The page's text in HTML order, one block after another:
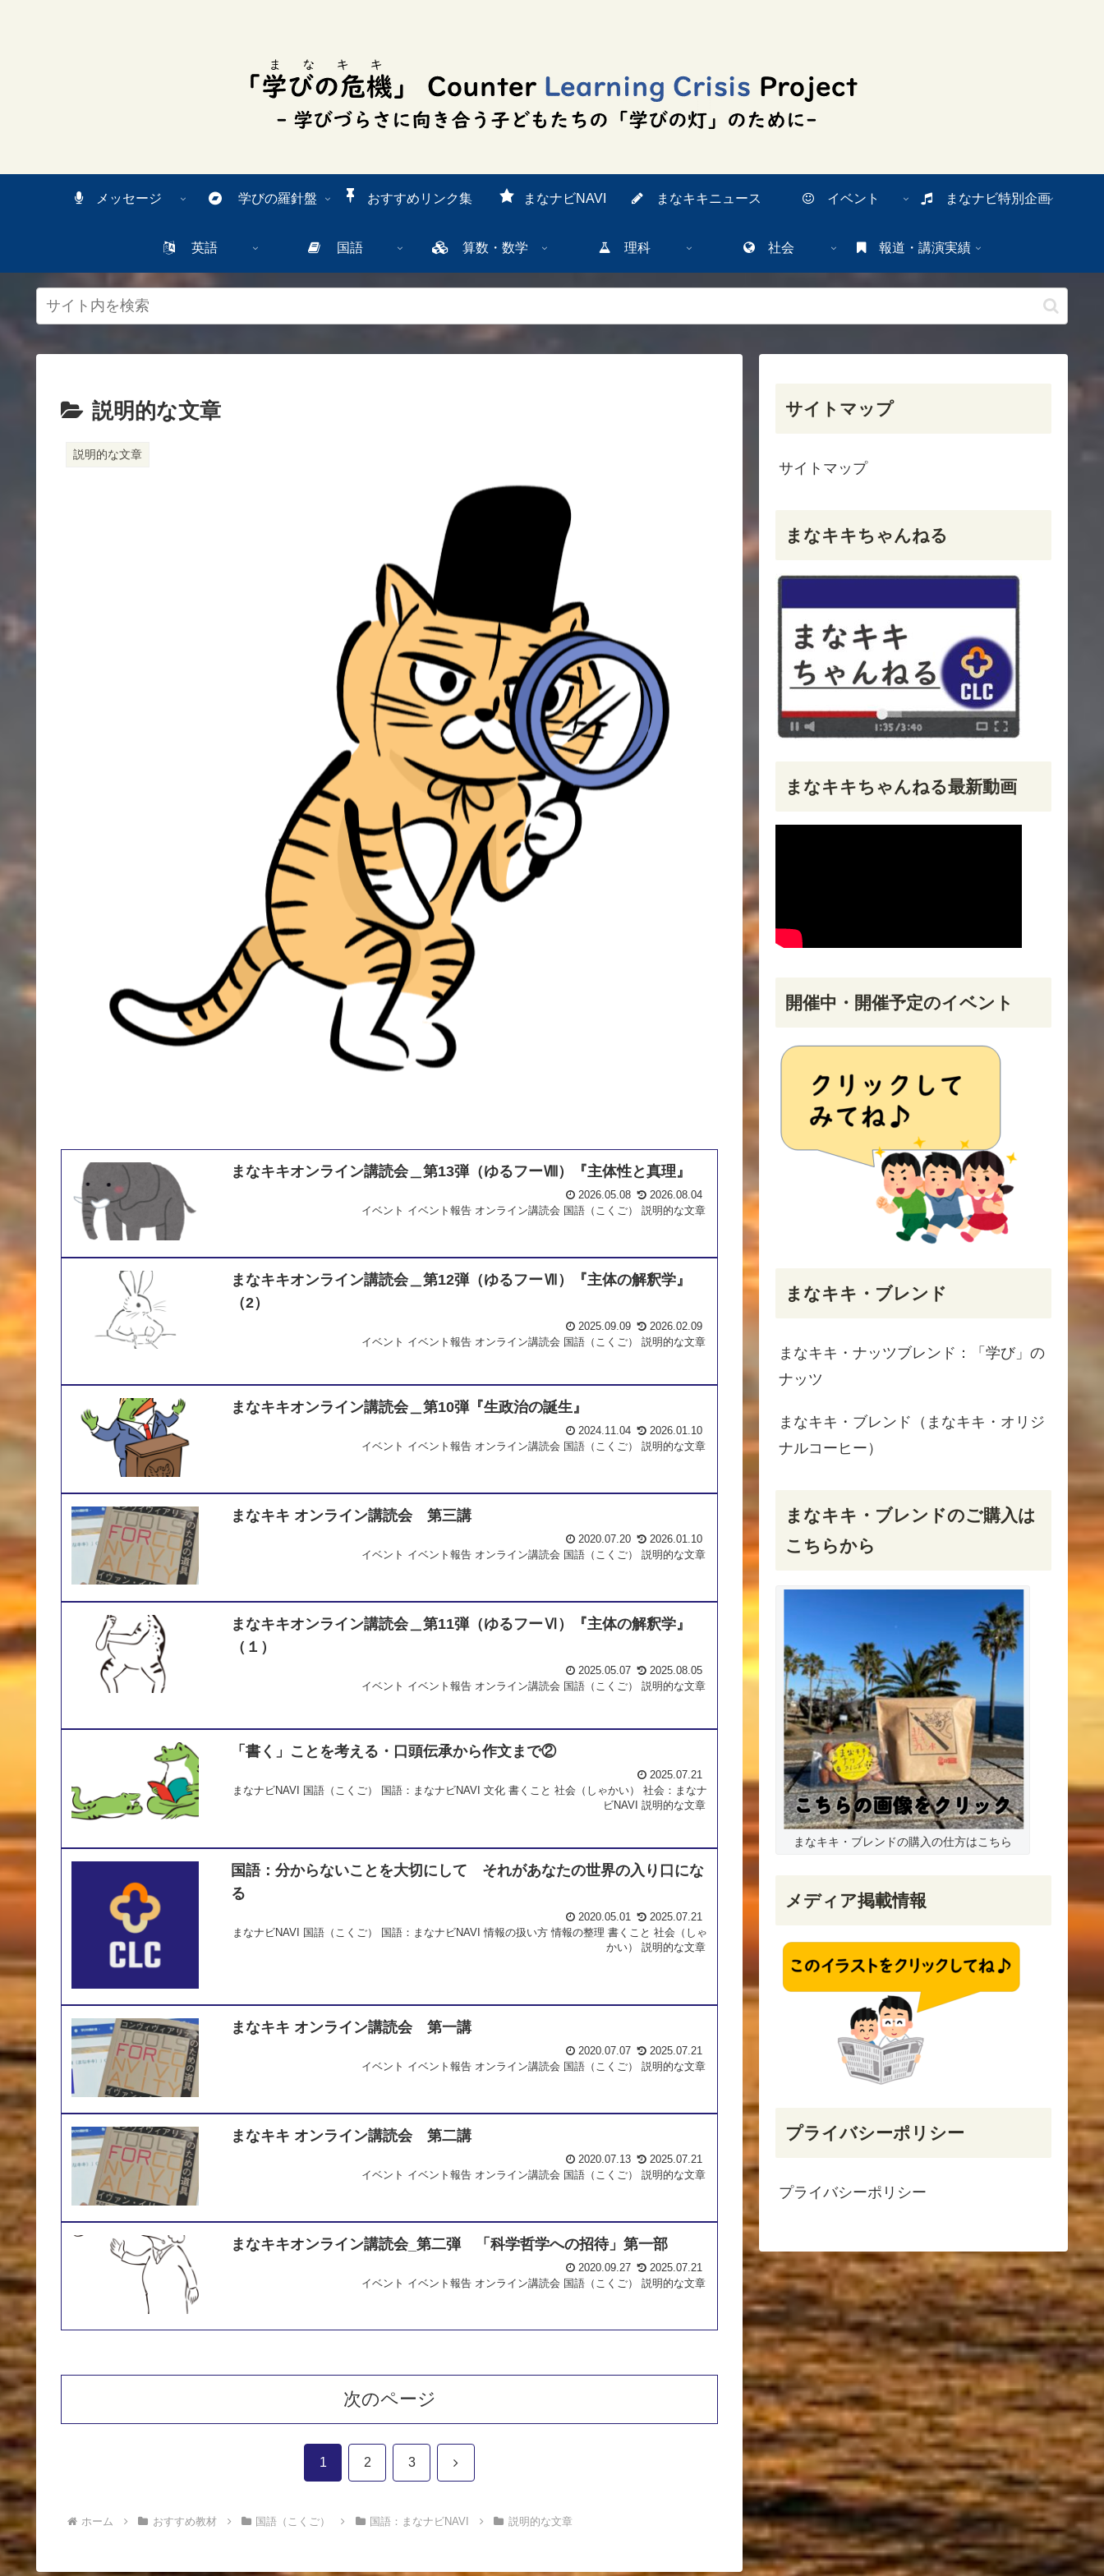
メッセージ 学びの羅針盤 おすすめリンク集 まなナビNAVI まなキキニュース イベント まなナビ特別企画
英語 国語 算数・数学 理科 社会 報道・講演実績
と、
説明的な文章
説明的な文章
まなキキオンライン講読会＿第13弾（ゆるフーⅧ）『主体性と真理』
2026.05.08
2026.08.04
イベント イベント報告 オンライン講読会 国語（こくご） 説明的な文章
まなキキオンライン講読会＿第12弾（ゆるフーⅦ）『主体の解釈学』
（2）
2025.09.09
2026.02.09
イベント イベント報告 オンライン講読会 国語（こくご） 説明的な文章
まなキキオンライン講読会＿第10弾『生政治の誕生』
2024.11.04
2026.01.10
イベント イベント報告 オンライン講読会 国語（こくご） 説明的な文章
まなキキ オンライン講読会 第三講
2020.07.20
2026.01.10
イベント イベント報告 オンライン講読会 国語（こくご） 説明的な文章
まなキキオンライン講読会＿第11弾（ゆるフーⅥ）『主体の解釈学』
（１）
2025.05.07
2025.08.05
イベント イベント報告 オンライン講読会 国語（こくご） 説明的な文章
「書く」ことを考える・口頭伝承から作文まで②
2025.07.21
まなナビNAVI
国語（こくご） 国語：まなナビNAVI 文化 書くこと 社会（しゃかい）
社会：まなナ
ビNAVI
説明的な文章
国語：分からないことを大切にして それがあなたの世界の入り口にな
る
2020.05.01
2025.07.21
まなナビNAVI
国語（こくご） 国語：まなナビNAVI 情報の扱い方 情報の整理 書くこと 社会（しゃ
かい）
説明的な文章
まなキキ オンライン講読会 第一講
2020.07.07
2025.07.21
イベント イベント報告 オンライン講読会 国語（こくご） 説明的な文章
まなキキ オンライン講読会 第二講
2020.07.13
2025.07.21
イベント イベント報告 オンライン講読会 国語（こくご） 説明的な文章
まなキキオンライン講読会_第二弾 「科学哲学への招待」第一部
2020.09.27
2025.07.21
イベント イベント報告 オンライン講読会 国語（こくご） 説明的な文章
次のページ
1 2 3 次
ホーム おすすめ教材 国語（こくご） 国語：まなナビNAVI 説明的な文章
サイトマップ
サイトマップ
まなキキちゃんねる
まなキキちゃんねる最新動画
開催中・開催予定のイベント
まなキキ・ブレンド
まなキキ・ナッツブレンド：「学び」の
ナッツ
まなキキ・ブレンド（まなキキ・オリジ
ナルコーヒー）
まなキキ・ブレンドのご購入は
こちらから
まなキキ・ブレンドの購入の仕方はこちら
メディア掲載情報
プライバシーポリシー
プライバシーポリシー